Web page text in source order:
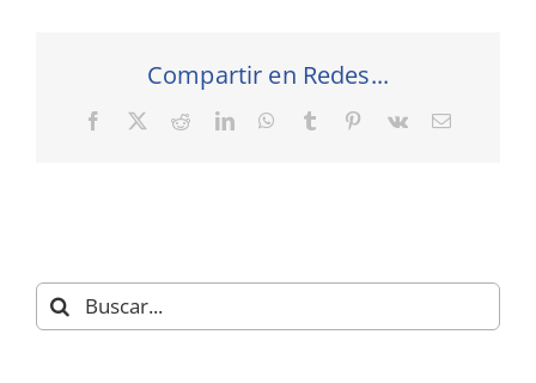
Compartir en Redes...
Facebook RedditLinkedInWhatsApp
Tumblr Pinterest
Vk
Correo
Buscar: